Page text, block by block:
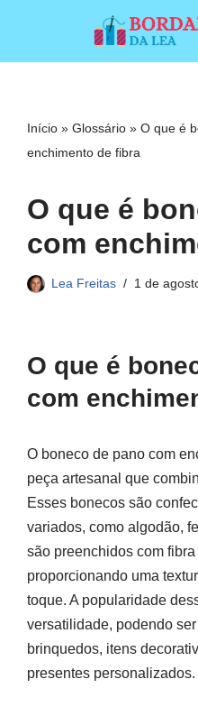
conteúdo
Início » Glossário » O que é
enchimento de fibra
O que é
com
Lea Freitas 1 de
O que é
com
O boneco de pano com
peça artesanal que
Esses bonecos são
variados, como algodão,
são preenchidos com
proporcionando uma
toque. A popularidade
versatilidade, podendo
brinquedos, itens
presentes personalizados.